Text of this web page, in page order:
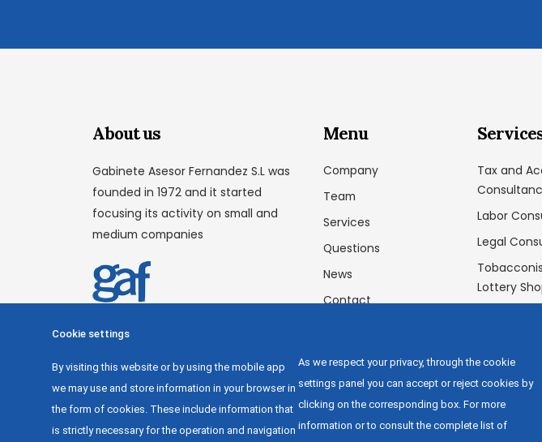
About us
Gabinete Asesor Fernandez S.L was
founded in 1972 and it started
focusing its activity on small and
medium companies
Menu
Company
Team
Services
Questions
News
Contact
Tax and
Labor
Legal
Lottery
Creditor’s
Labor Audit
Cookie settings
By visiting this website or by using the mobile app
we may use and store information in your browser in
the form of cookies. These include information that
is strictly necessary for the operation and navigation
As we respect your privacy, through the cookie
settings panel you can accept or reject cookies by
clicking on the corresponding box. For more
information or to consult the complete list of